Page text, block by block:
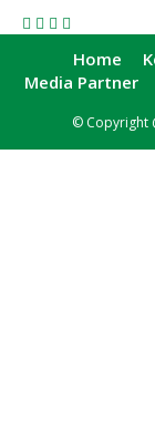
Home
Media Partner
© Copyright